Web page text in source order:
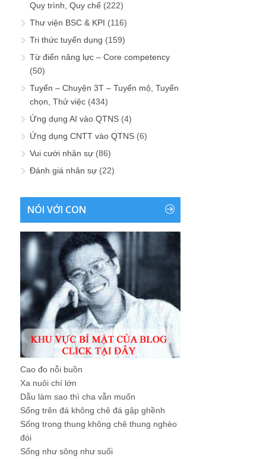
Quy trình, Quy chế (222)
Thư viện BSC & KPI (116)
Tri thức tuyển dụng (159)
Từ điển năng lực – Core competency
(50)
Tuyển – Chuyện 3T – Tuyển mộ, Tuyển
chọn, Thử việc (434)
Ứng dụng AI vào QTNS (4)
Ứng dụng CNTT vào QTNS (6)
Vui cười nhân sự (86)
Đánh giá nhân sự (22)
NÓI VỚI CON
Cao đo nỗi buồn
Xa nuôi chí lớn
Dẫu làm sao thì cha vẫn muốn
Sống trên đá không chê đá gập ghềnh
Sống trong thung không chê thung nghèo
đói
Sống như sông như suối